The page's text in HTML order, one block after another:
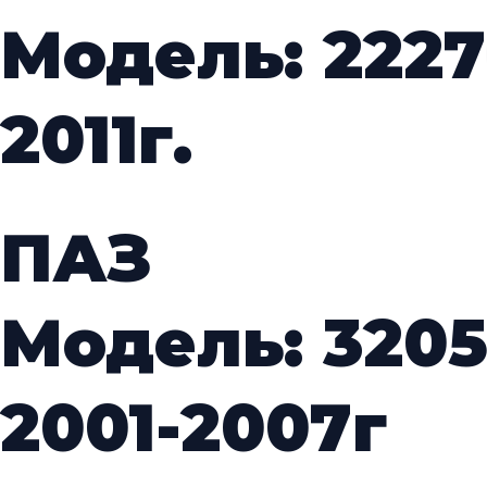
Модель:
2011г.
ПАЗ
Модель:
2001-2007г